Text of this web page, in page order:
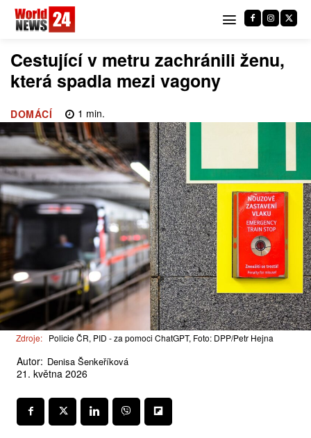
Cestující v metru zachránili ženu,
která spadla mezi vagony
DOMÁCÍ 1 min.
Zdroje: Policie ČR, PID - za pomoci ChatGPT, Foto: DPP/Petr Hejna
Autor: Denisa Šenkeříková
21. května 2026